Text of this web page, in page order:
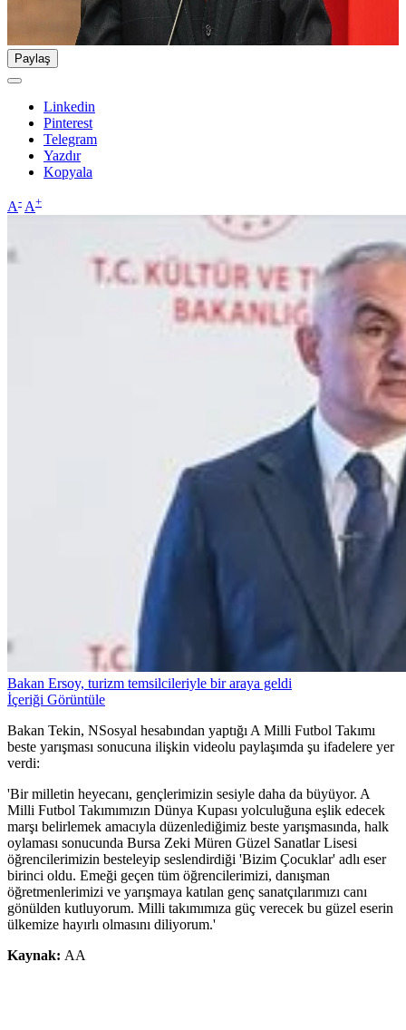
Paylaş
Linkedin
Pinterest
Telegram
Yazdır
Kopyala
A- A+
Bakan Ersoy, turizm temsilcileriyle bir araya geldi
İçeriği Görüntüle
Bakan Tekin, NSosyal hesabından yaptığı A Milli Futbol Takımı
beste yarışması sonucuna ilişkin videolu paylaşımda şu ifadelere yer
verdi:
'Bir milletin heyecanı, gençlerimizin sesiyle daha da büyüyor. A
Milli Futbol Takımımızın Dünya Kupası yolculuğuna eşlik edecek
marşı belirlemek amacıyla düzenlediğimiz beste yarışmasında, halk
oylaması sonucunda Bursa Zeki Müren Güzel Sanatlar Lisesi
öğrencilerimizin besteleyip seslendirdiği 'Bizim Çocuklar' adlı eser
birinci oldu. Emeği geçen tüm öğrencilerimizi, danışman
öğretmenlerimizi ve yarışmaya katılan genç sanatçılarımızı canı
gönülden kutluyorum. Milli takımımıza güç verecek bu güzel eserin
ülkemize hayırlı olmasını diliyorum.'
Kaynak: AA